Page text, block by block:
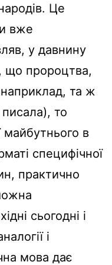
Це
вже
у давнину
що пророцтва,
та ж
то
майбутнього в
специфічної
практично
сьогодні і
і
мова дає